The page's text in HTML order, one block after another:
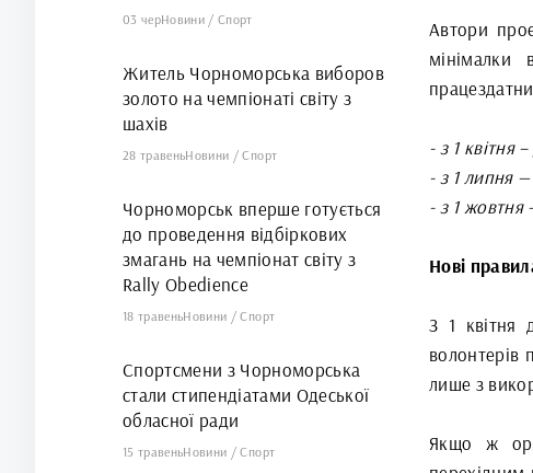
Автори
мінімалки
- з 1 квітня
- з 1 липня
- з 1 жовтня
Нові
З 1 квітня
волонтерів
лише з
Якщо ж
03 черНовини /Спорт
Житель Чорноморська виборов
золото на чемпіонаті світу з
шахів
28 травеньНовини /Спорт
Чорноморськ вперше готується
до проведення відбіркових
змагань на чемпіонат світу з
Rally Obedience
18 травеньНовини /Спорт
Спортсмени з Чорноморська
стали стипендіатами Одеської
обласної ради
15 травеньНовини /Спорт